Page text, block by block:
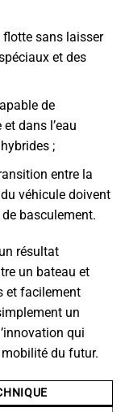
sans laisser
et des
de
dans l’eau
;
entre la
véhicule doivent
basculement.
résultat
un bateau et
et facilement
un
qui
du futur.